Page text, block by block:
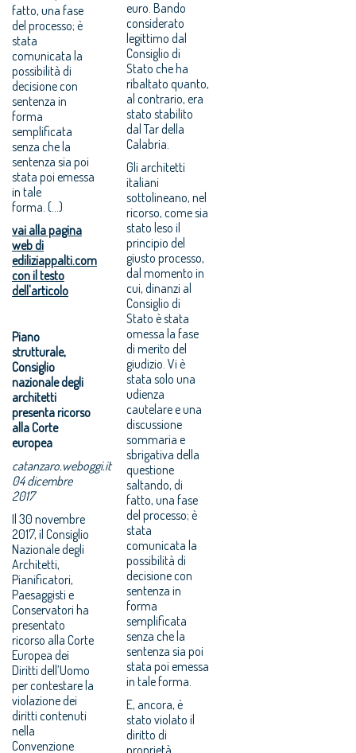
fatto, una fase
del processo; è
stata
comunicata la
possibilità di
decisione con
sentenza in
forma
semplificata
senza che la
sentenza sia poi
stata poi emessa
in tale
forma. (...)
vai alla pagina
web di
ediliziappalti.com
con il testo
dell'articolo
Piano
strutturale,
Consiglio
nazionale degli
architetti
presenta ricorso
alla Corte
europea
catanzaro.weboggi.it
04 dicembre
2017
Il 30 novembre
2017, il Consiglio
Nazionale degli
Architetti,
Pianificatori,
Paesaggisti e
Conservatori ha
presentato
ricorso alla Corte
Europea dei
Diritti dell’Uomo
per contestare la
violazione dei
diritti contenuti
nella
Convenzione
euro. Bando
considerato
legittimo dal
Consiglio di
Stato che ha
ribaltato quanto,
al contrario, era
stato stabilito
dal Tar della
Calabria.
Gli architetti
italiani
sottolineano, nel
ricorso, come sia
stato leso il
principio del
giusto processo,
dal momento in
cui, dinanzi al
Consiglio di
Stato è stata
omessa la fase
di merito del
giudizio. Vi è
stata solo una
udienza
cautelare e una
discussione
sommaria e
sbrigativa della
questione
saltando, di
fatto, una fase
del processo; è
stata
comunicata la
possibilità di
decisione con
sentenza in
forma
semplificata
senza che la
sentenza sia poi
stata poi emessa
in tale forma.
E, ancora, è
stato violato il
diritto di
proprietà